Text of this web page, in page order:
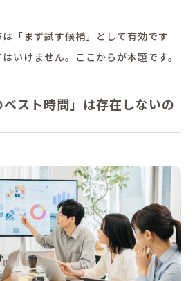
「まず試す候補」として有効です
いけません。ここからが本題です。
スト時間」は存在しないの